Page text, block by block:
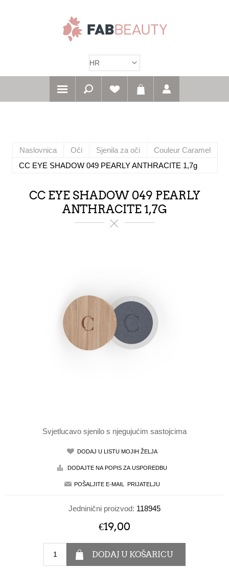
Naslovnica Oči Sjenila za oči
Couleur Caramel
CC EYE SHADOW 049 PEARLY ANTHRACITE 1,7g
CC EYE SHADOW 049 PEARLY
ANTHRACITE 1,7G
Svjetlucavo sjenilo s njegujućim sastojcima
Jedninični proizvod: 118945
€19,00